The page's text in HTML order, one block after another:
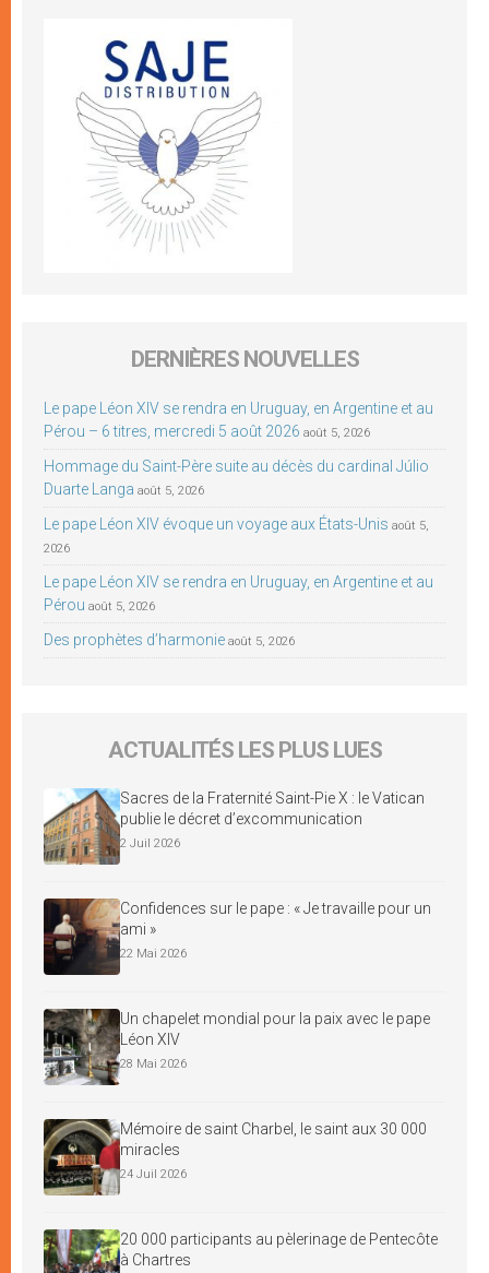
DERNIÈRES NOUVELLES
Le pape Léon XIV se rendra en Uruguay, en Argentine et au
Pérou – 6 titres, mercredi 5 août 2026 août 5, 2026
Hommage du Saint-Père suite au décès du cardinal Júlio
Duarte Langa août 5, 2026
Le pape Léon XIV évoque un voyage aux États-Unis août 5,
2026
Le pape Léon XIV se rendra en Uruguay, en Argentine et au
Pérou août 5, 2026
Des prophètes d’harmonie août 5, 2026
ACTUALITÉS LES PLUS LUES
Sacres de la Fraternité Saint-Pie X : le Vatican
publie le décret d’excommunication
2 Juil 2026
Confidences sur le pape : « Je travaille pour un
ami »
22 Mai 2026
Un chapelet mondial pour la paix avec le pape
Léon XIV
28 Mai 2026
Mémoire de saint Charbel, le saint aux 30 000
miracles
24 Juil 2026
20 000 participants au pèlerinage de Pentecôte
à Chartres